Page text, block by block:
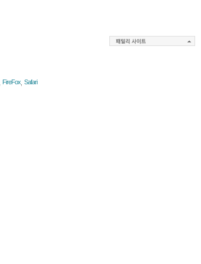
FireFox Safari